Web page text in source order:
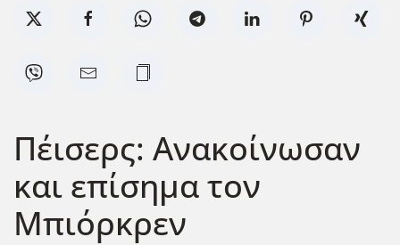
Πέισερς: Ανακοίνωσαν
και επίσημα τον
Μπιόρκρεν